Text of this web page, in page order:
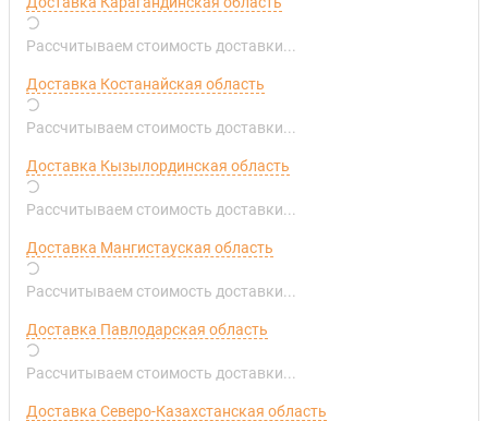
Рассчитываем стоимость доставки...
Доставка Костанайская область
Рассчитываем стоимость доставки...
Доставка Кызылординская область
Рассчитываем стоимость доставки...
Доставка Мангистауская область
Рассчитываем стоимость доставки...
Доставка Павлодарская область
Рассчитываем стоимость доставки...
Доставка Северо-Казахстанская область